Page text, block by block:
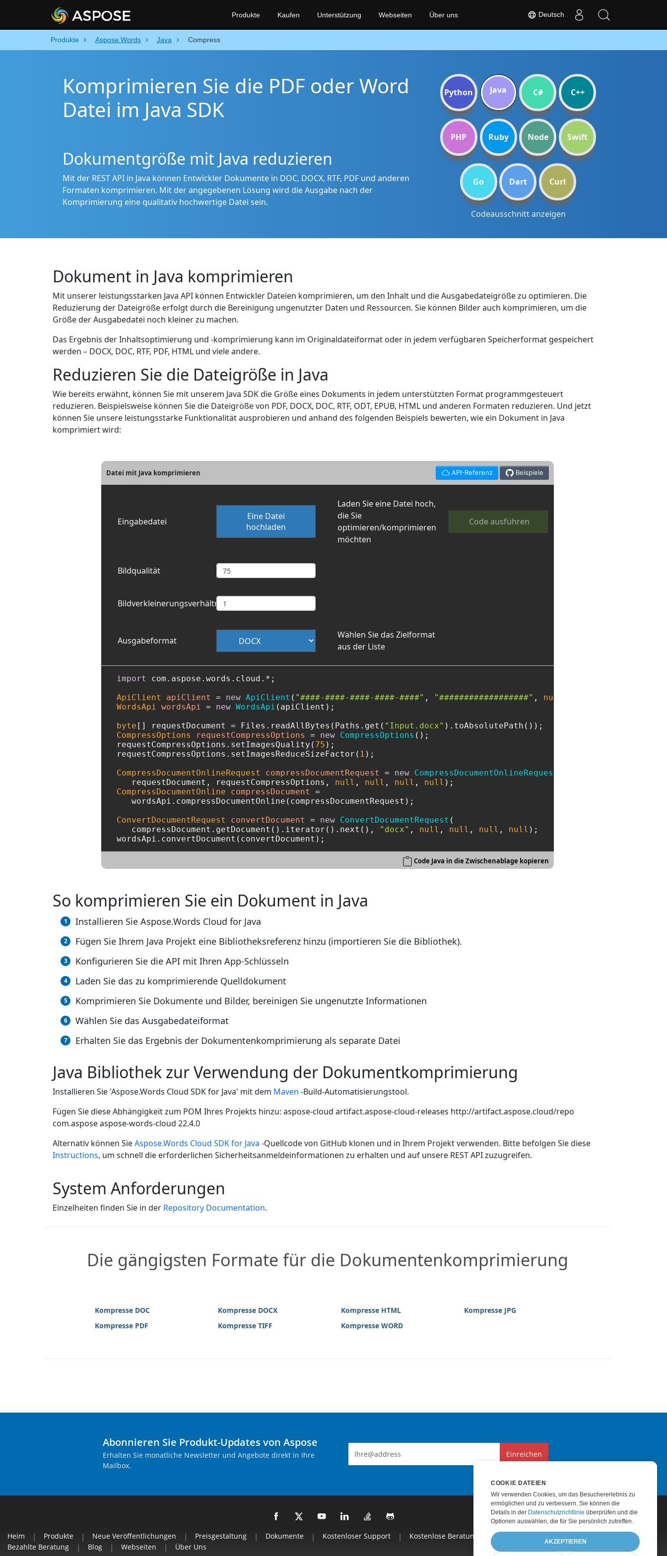
Produkte Aspose.Words Java Compress
Komprimieren Sie die PDF oder Word
Datei im Java SDK
Dokumentgröße mit Java reduzieren
Mit der REST API in Java können Entwickler Dokumente in DOC, DOCX, RTF, PDF und anderen
Formaten komprimieren. Mit der angegebenen Lösung wird die Ausgabe nach der
Komprimierung eine qualitativ hochwertige Datei sein.
Python Java C# C++
PHP Ruby Node Swift
Go Dart Curl
Codeausschnitt anzeigen
Dokument in Java komprimieren
Mit unserer leistungsstarken Java API können Entwickler Dateien komprimieren, um den Inhalt und die Ausgabedateigröße zu optimieren. Die
Reduzierung der Dateigröße erfolgt durch die Bereinigung ungenutzter Daten und Ressourcen. Sie können Bilder auch komprimieren, um die
Größe der Ausgabedatei noch kleiner zu machen.
Das Ergebnis der Inhaltsoptimierung und -komprimierung kann im Originaldateiformat oder in jedem verfügbaren Speicherformat gespeichert
werden – DOCX, DOC, RTF, PDF, HTML und viele andere.
Reduzieren Sie die Dateigröße in Java
Wie bereits erwähnt, können Sie mit unserem Java SDK die Größe eines Dokuments in jedem unterstützten Format programmgesteuert
reduzieren. Beispielsweise können Sie die Dateigröße von PDF, DOCX, DOC, RTF, ODT, EPUB, HTML und anderen Formaten reduzieren. Und jetzt
können Sie unsere leistungsstarke Funktionalität ausprobieren und anhand des folgenden Beispiels bewerten, wie ein Dokument in Java
komprimiert wird:
Datei mit Java komprimieren API-Referenz Beispiele
Eingabedatei
Eine Datei
hochladen
Laden Sie eine Datei hoch,
die Sie
optimieren/komprimieren
möchten
Code ausführen
Bildqualität
Bildverkleinerungsverhältnis
Ausgabeformat
Wählen Sie das Zielformat
aus der Liste
import
com.aspose.words.cloud.*;
ApiClient
apiClient = new ApiClient ( "####-####-####-####-####" , "##################" , null
WordsApi wordsApi = new WordsApi (apiClient);
byte [] requestDocument = Files.readAllBytes(Paths.get( "Input.docx"
CompressOptions
requestCompressOptions = new CompressOptions ();
requestCompressOptions.setImagesQuality( 75 );
requestCompressOptions.setImagesReduceSizeFactor( 1 );
CompressDocumentOnlineRequest
compressDocumentRequest = new CompressDocumentOnlineRequest
   requestDocument, requestCompressOptions,
null , null , null , null
CompressDocumentOnline
compressDocument
=
   wordsApi.compressDocumentOnline(compressDocumentRequest);
ConvertDocumentRequest
convertDocument = new ConvertDocumentRequest (
   compressDocument.getDocument().iterator().next(),
"docx" , null , null , null , null );
wordsApi.convertDocument(convertDocument);
Code Java in die Zwischenablage kopieren
So komprimieren Sie ein Dokument in Java
Installieren Sie Aspose.Words Cloud for Java
Fügen Sie Ihrem Java Projekt eine Bibliotheksreferenz hinzu (importieren Sie die Bibliothek).
Konfigurieren Sie die API mit Ihren App-Schlüsseln
Laden Sie das zu komprimierende Quelldokument
Komprimieren Sie Dokumente und Bilder, bereinigen Sie ungenutzte Informationen
Wählen Sie das Ausgabedateiformat
Erhalten Sie das Ergebnis der Dokumentenkomprimierung als separate Datei
Java Bibliothek zur Verwendung der Dokumentkomprimierung
Installieren Sie 'Aspose.Words Cloud SDK for Java' mit dem Maven -Build-Automatisierungstool.
Fügen Sie diese Abhängigkeit zum POM Ihres Projekts hinzu: aspose-cloud artifact.aspose-cloud-releases http://artifact.aspose.cloud/repo
com.asposeaspose-words-cloud 22.4.0
Alternativ können SieAspose.Words Cloud SDK for Java -Quellcode von GitHub klonen und in Ihrem Projekt verwenden. Bitte befolgen Sie diese
Instructions, um schnell die erforderlichen Sicherheitsanmeldeinformationen zu erhalten und auf unsere REST API zuzugreifen.
System Anforderungen
Einzelheiten finden Sie in der Repository Documentation.
Die gängigsten Formate für die Dokumentenkomprimierung
Kompresse DOC Kompresse DOCX Kompresse HTML
Kompresse JPG
Kompresse PDF
Kompresse TIFF Kompresse WORD
Deutsch
Produkte Kaufen Unterstützung Webseiten Über uns
Abonnieren Sie Produkt-Updates von Aspose
Erhalten Sie monatliche Newsletter und Angebote direkt in Ihre
Mailbox.
Einreichen
Heim | Produkte | Neue Veröffentlichungen | Preisgestaltung | Dokumente | Kostenloser Support | Kostenlose Beratung
Bezahlte Beratung | Blog | Webseiten | Über Uns
COOKIE DATEIEN
Wir verwenden Cookies, um das Besuchererlebnis zu
ermöglichen und zu verbessern. Sie können die
Details in der Datenschutzrichtlinie überprüfen und die
Optionen auswählen, die für Sie persönlich zutreffen.
AKZEPTIEREN